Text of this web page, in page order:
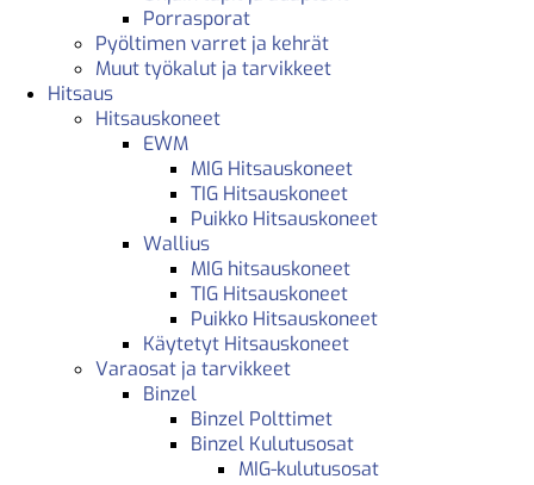
Porrasporat
Pyöltimen varret ja kehrät
Muut työkalut ja tarvikkeet
Hitsaus
Hitsauskoneet
EWM
MIG Hitsauskoneet
TIG Hitsauskoneet
Puikko Hitsauskoneet
Wallius
MIG hitsauskoneet
TIG Hitsauskoneet
Puikko Hitsauskoneet
Käytetyt Hitsauskoneet
Varaosat ja tarvikkeet
Binzel
Binzel Polttimet
Binzel Kulutusosat
MIG-kulutusosat